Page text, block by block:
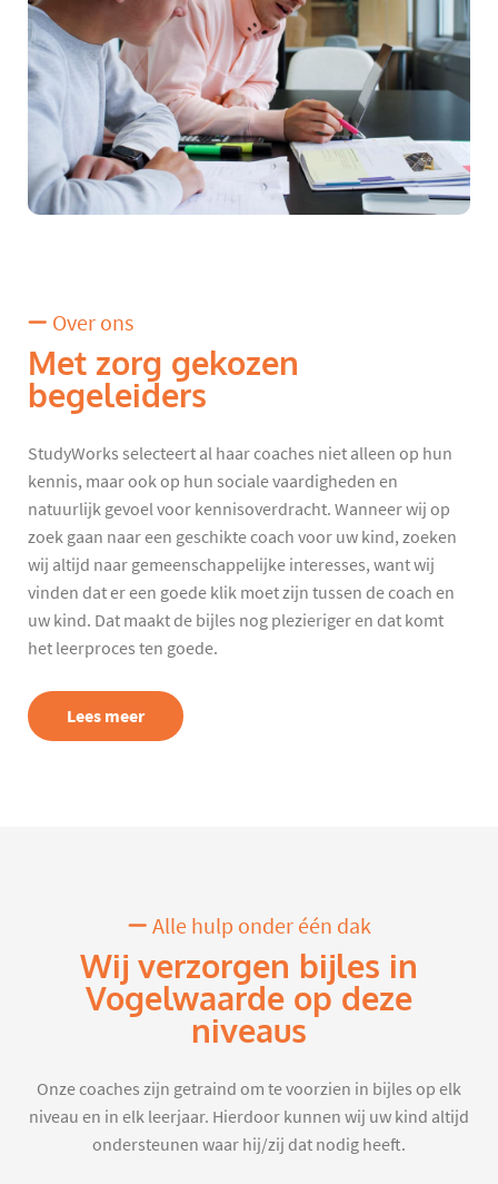
Over ons
Met zorg gekozen
begeleiders
StudyWorks selecteert al haar coaches niet alleen op hun
kennis, maar ook op hun sociale vaardigheden en
natuurlijk gevoel voor kennisoverdracht. Wanneer wij op
zoek gaan naar een geschikte coach voor uw kind, zoeken
wij altijd naar gemeenschappelijke interesses, want wij
vinden dat er een goede klik moet zijn tussen de coach en
uw kind. Dat maakt de bijles nog plezieriger en dat komt
het leerproces ten goede.
Lees meer
Alle hulp onder één dak
Wij verzorgen bijles in
Vogelwaarde op deze
niveaus
Onze coaches zijn getraind om te voorzien in bijles op elk
niveau en in elk leerjaar. Hierdoor kunnen wij uw kind altijd
ondersteunen waar hij/zij dat nodig heeft.